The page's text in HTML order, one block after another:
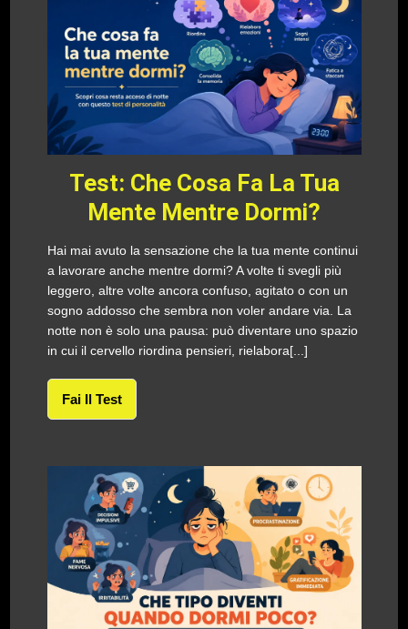
Test: Che Cosa Fa La Tua
Mente Mentre Dormi?
Hai mai avuto la sensazione che la tua mente continui
a lavorare anche mentre dormi? A volte ti svegli più
leggero, altre volte ancora confuso, agitato o con un
sogno addosso che sembra non voler andare via. La
notte non è solo una pausa: può diventare uno spazio
in cui il cervello riordina pensieri, rielabora[...]
Fai Il Test